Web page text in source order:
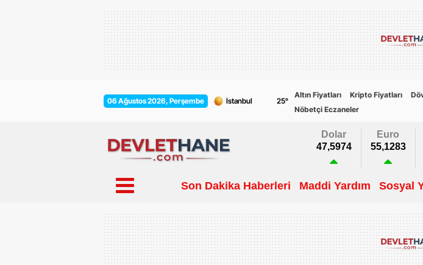
06 Ağustos 2026, Perşembe 25°
Altın Fiyatları Kripto Fiyatları
Nöbetçi Eczaneler
Dolar
47,5974
Euro
55,1283
Son Dakika Haberleri Maddi Yardım Sosyal